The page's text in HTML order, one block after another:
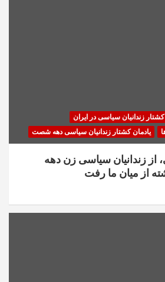
زندانیان سیاسی در ایران
یادمان کشتار زندانیان سیاسی دهه شصت
از زندانیان سیاسی زن دهه
از میان ما رفت